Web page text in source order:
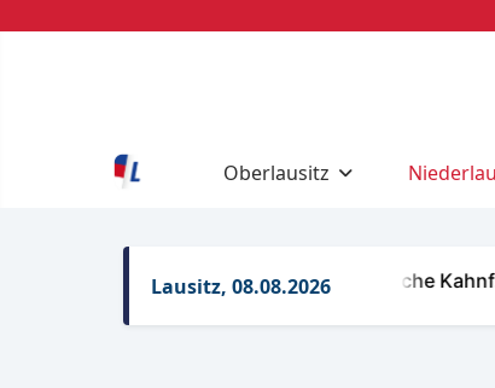
Oberlausitz
Lausitz, 08.08.2026
Regelungen für gewerbliche Kahnf…